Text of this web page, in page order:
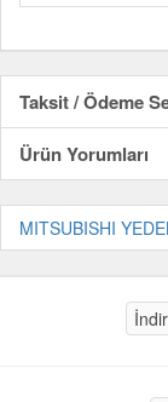
Taksit / Ödeme
Ürün Yorumları
MITSUBISHI